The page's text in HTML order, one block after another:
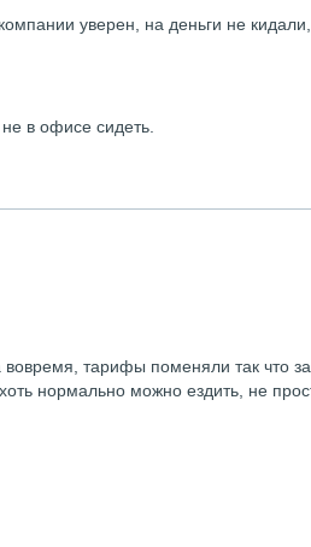
уверен, на деньги не
в офисе сидеть.
тарифы поменяли так что
нормально можно ездить, не